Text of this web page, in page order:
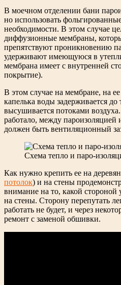
В моечном отделении бани
но использовать
необходимости. В этом случае
диффузионные мембраны,
препятствуют проникновению
удерживают имеющуюся в
мембрана имеет с внутренней
покрытие).
В этом случае на мембране, на
капелька воды задерживается до
высушивается потоками
работало, между
должен быть вентиляционный
Схема тепло и паро-
Как нужно крепить ее на
потолок) и на стены
внимание на то, какой стороной
на стены. Сторону перепутать
работать не будет, и через
ремонт с заменой обшивки.